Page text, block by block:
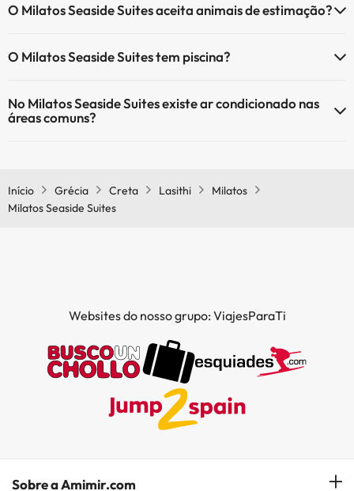
O Milatos Seaside Suites aceita animais de estimação?
O Milatos Seaside Suites tem piscina?
Aqui tem mais info sobre a piscina e outras facilidades.
No Milatos Seaside Suites existe ar condicionado nas
áreas comuns?
Início
Grécia Creta Lasithi
Milatos
Milatos Seaside Suites
Websites do nosso grupo: ViajesParaTi
Sobre a Amimir.com